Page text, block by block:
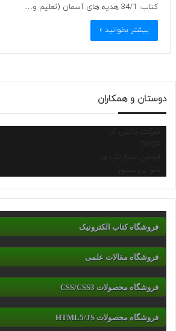
کتاب: 34/1 هدیه های آسمان (تعلیم و…
بیشتر بخوانید »
دوستان و همکاران
شرکت دانش آرا
انجمن استارتاپ ها
نانو پروسسور
فروشگاه کتاب الکترونیک
فروشگاه مقالات علمی
فروشگاه محصولات CSS/CSS3
فروشگاه محصولات HTML5/JS